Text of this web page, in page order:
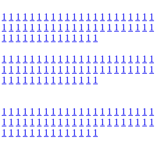
1 1 1 1 1 1 1 1 1 1 1 1 1 1 1 1 1 1 1 1 1 1
1 1 1 1 1 1 1 1 1 1 1 1 1 1 1 1 1 1 1 1 1 1
1 1 1 1 1 1 1 1 1 1 1 1 1 1
1 1 1 1 1 1 1 1 1 1 1 1 1 1 1 1 1 1 1 1 1 1
1 1 1 1 1 1 1 1 1 1 1 1 1 1 1 1 1 1 1 1 1 1
1 1 1 1 1 1 1 1 1 1 1 1 1 1
1 1 1 1 1 1 1 1 1 1 1 1 1 1 1 1 1 1 1 1 1 1
1 1 1 1 1 1 1 1 1 1 1 1 1 1 1 1 1 1 1 1 1 1
1 1 1 1 1 1 1 1 1 1 1 1 1 1